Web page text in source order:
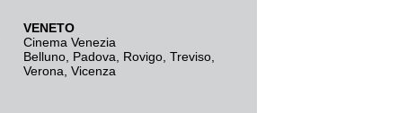
VENETO
Cinema Venezia
Belluno Padova Rovigo Treviso
Verona Vicenza